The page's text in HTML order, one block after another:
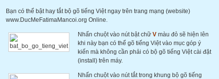
Bạn có thể bật hay tắt bộ gõ tiếng Việt ngay trên trang mạng (website)
www.DucMeFatimaMancoi.org Online.
Nhấn chuột vào nút bật chữ V màu đỏ sẽ hiện lên
khi này bạn có thể gõ tiếng Việt vào mục góp ý
kiến mà không cần phải có bộ gõ tiếng Việt cài đặt
(install) trên máy.
Nhấn chuột vào nút tắt trong khung bộ gõ tiếng